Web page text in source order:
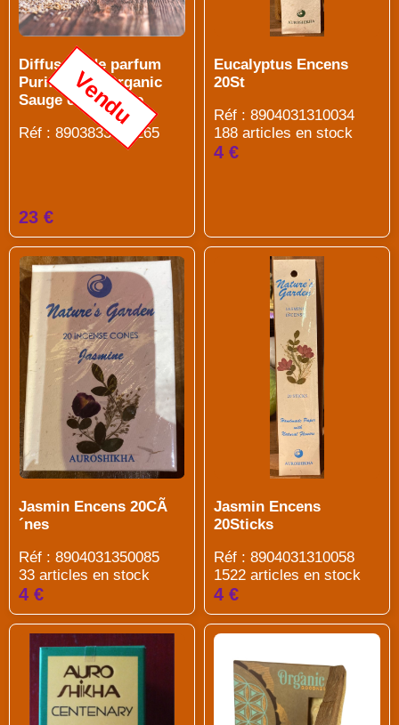
Diffuseur de parfum
Purification Organic
Sauge et Lavande
Réf : 8903833924265
Vendu
23 €
Eucalyptus Encens
20St
Réf : 8904031310034
188 articles en stock
4 €
Jasmin Encens 20CÃ
´nes
Réf : 8904031350085
33 articles en stock
4 €
Jasmin Encens
20Sticks
Réf : 8904031310058
1522 articles en stock
4 €